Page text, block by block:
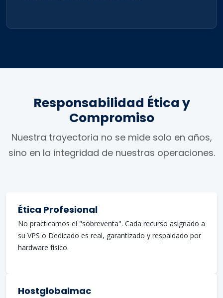
Responsabilidad Ética y
Compromiso
Nuestra trayectoria no se mide solo en años,
sino en la integridad de nuestras operaciones.
Ética Profesional
No practicamos el "sobreventa". Cada recurso asignado a
su VPS o Dedicado es real, garantizado y respaldado por
hardware físico.
Hostglobalmac